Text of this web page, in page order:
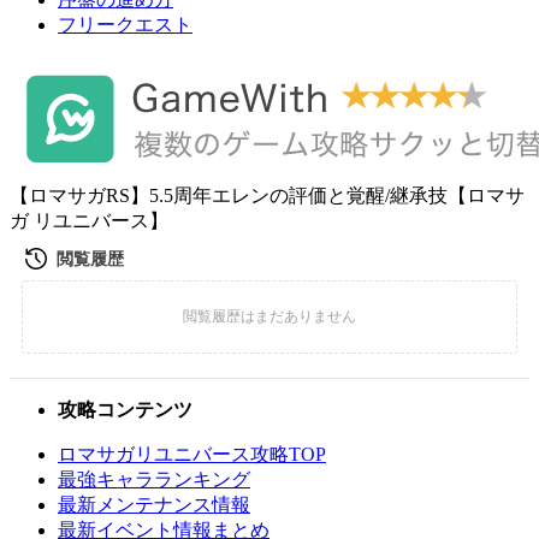
フリークエスト
【ロマサガRS】5.5周年エレンの評価と覚醒/継承技【ロマサ
ガ リユニバース】
攻略コンテンツ
ロマサガリユニバース攻略TOP
最強キャラランキング
最新メンテナンス情報
最新イベント情報まとめ